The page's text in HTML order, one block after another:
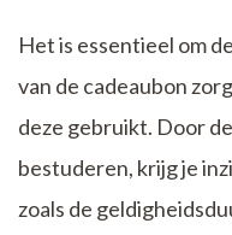
Het is essentieel om
van de cadeaubon
deze gebruikt. Door
bestuderen, krijg je
zoals de